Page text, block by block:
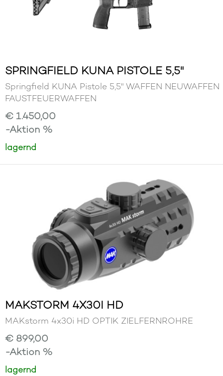
SPRINGFIELD KUNA PISTOLE 5,5"
Springfield KUNA Pistole 5,5" WAFFEN NEUWAFFEN
FAUSTFEUERWAFFEN
€ 1.450,00
-Aktion %
lagernd
MAKSTORM 4X30I HD
MAKstorm 4x30i HD OPTIK ZIELFERNROHRE
€ 899,00
-Aktion %
lagernd